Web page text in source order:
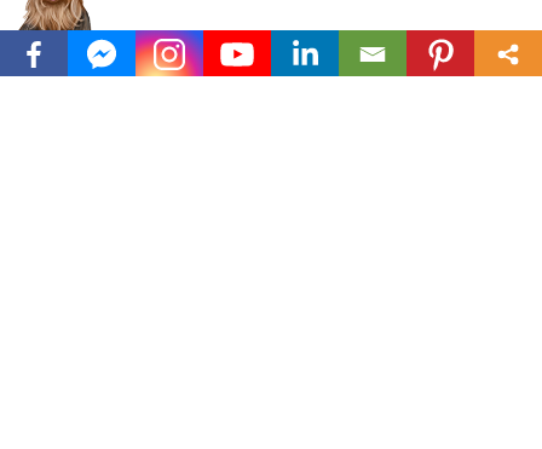
Facebook